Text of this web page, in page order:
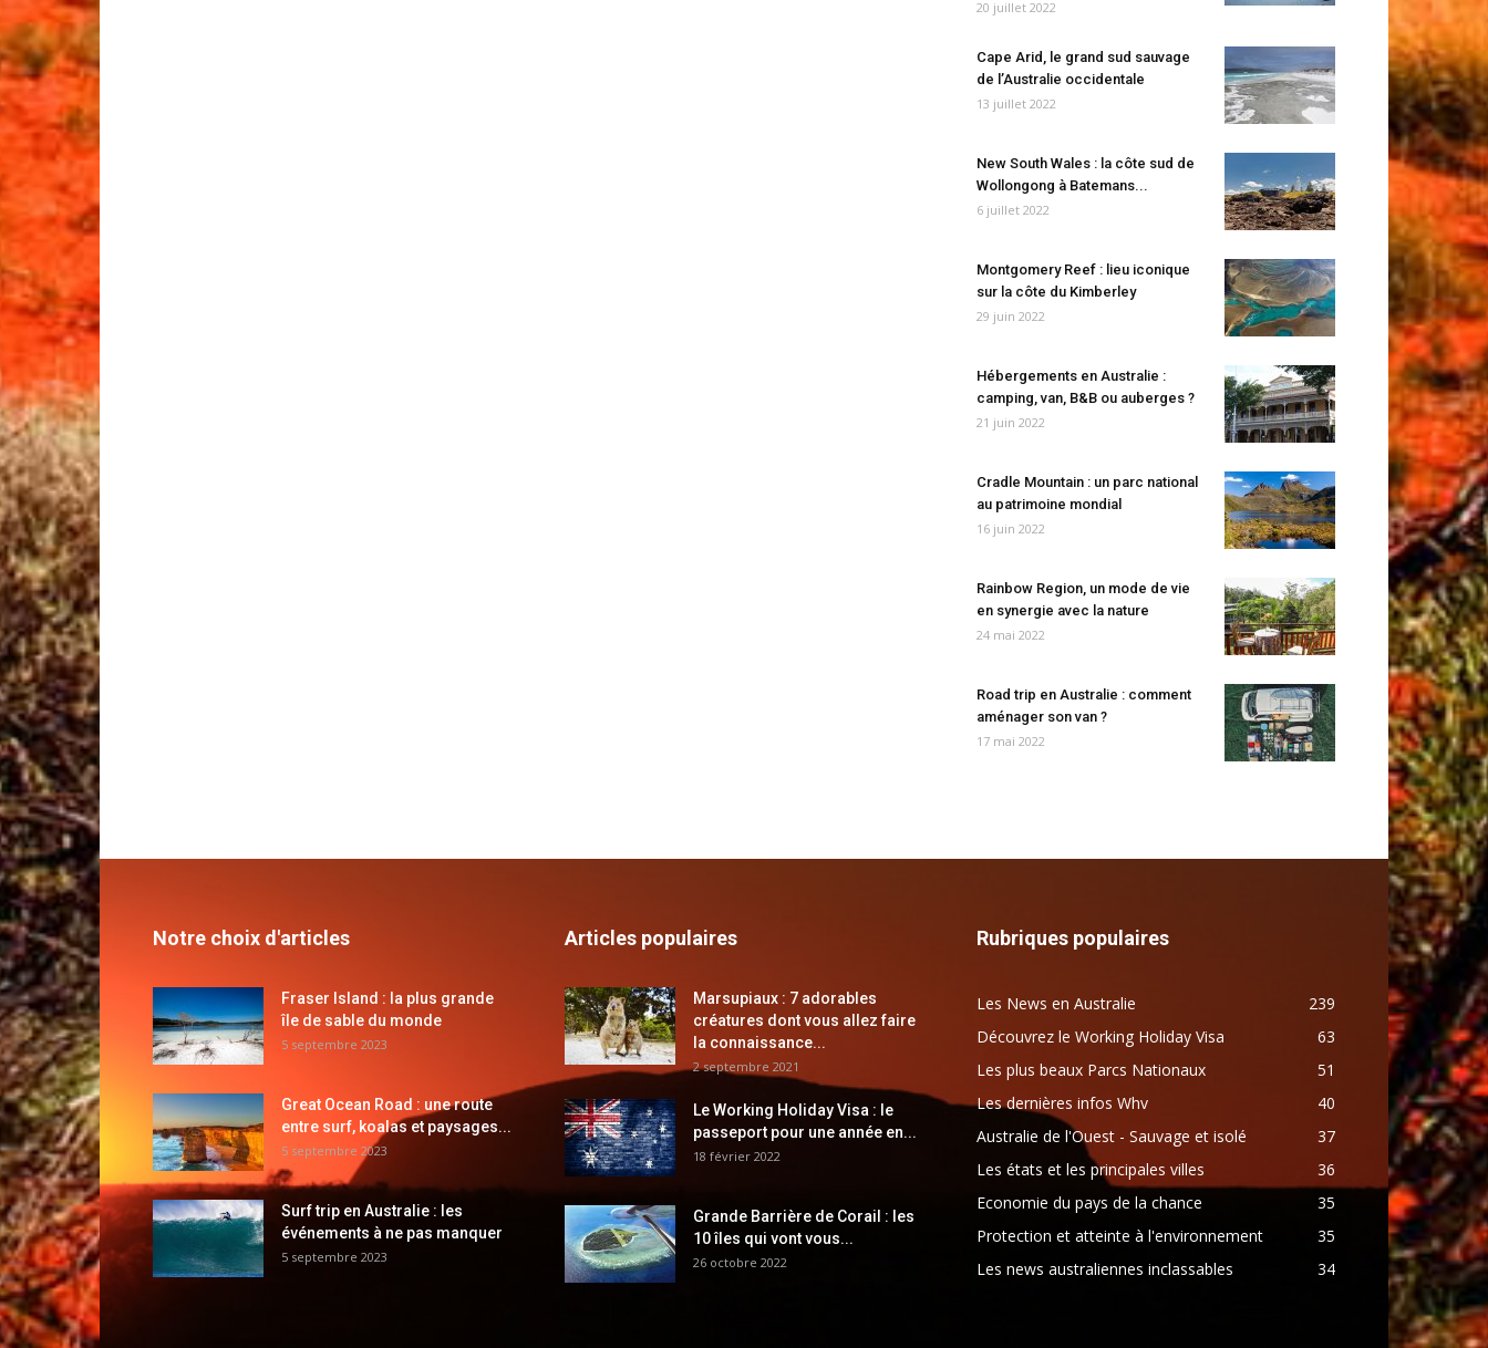
20 juillet 2022
Cape Arid, le grand sud sauvage
de l’Australie occidentale
13 juillet 2022
New South Wales : la côte sud de
Wollongong à Batemans...
6 juillet 2022
Montgomery Reef : lieu iconique
sur la côte du Kimberley
29 juin 2022
Hébergements en Australie :
camping, van, B&B ou auberges ?
21 juin 2022
Cradle Mountain : un parc national
au patrimoine mondial
16 juin 2022
Rainbow Region, un mode de vie
en synergie avec la nature
24 mai 2022
Road trip en Australie : comment
aménager son van ?
17 mai 2022
Notre choix d'articles
Fraser Island : la plus grande
île de sable du monde
5 septembre 2023
Great Ocean Road : une route
entre surf, koalas et paysages...
5 septembre 2023
Surf trip en Australie : les
événements à ne pas manquer
5 septembre 2023
Articles populaires
Marsupiaux : 7 adorables
créatures dont vous allez faire
la connaissance...
2 septembre 2021
Le Working Holiday Visa : le
passeport pour une année en...
18 février 2022
Grande Barrière de Corail : les
10 îles qui vont vous...
26 octobre 2022
Rubriques populaires
Les News en Australie
239
Découvrez le Working Holiday Visa
63
Les plus beaux Parcs Nationaux
51
Les dernières infos Whv
40
Australie de l'Ouest - Sauvage et isolé
37
Les états et les principales villes
36
Economie du pays de la chance
35
Protection et atteinte à l'environnement
35
Les news australiennes inclassables
34